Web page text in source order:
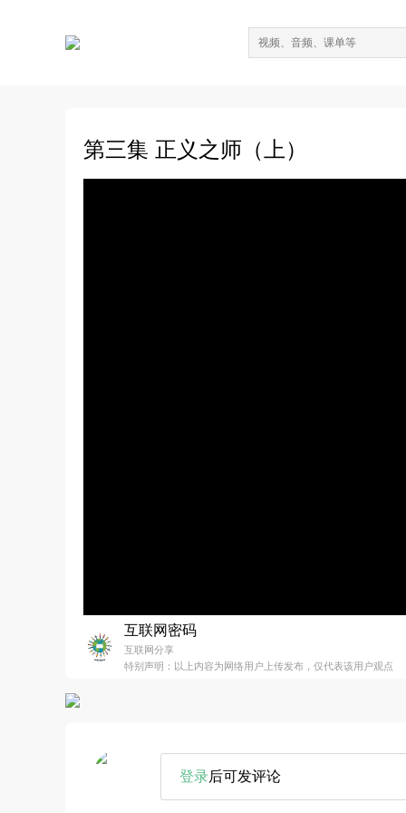
第三集 正义之师（上）
互联网密码
互联网分享
特别声明：以上内容为网络用户上传发布，仅代表该用户观点
登录后可发评论